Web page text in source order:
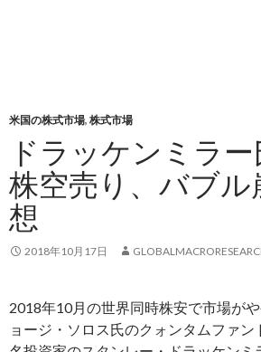
米国の株式市場, 株式市場
ドラッケンミラ
株空売り、バブル
想
2018年10月17日
2018年10月の世界同時株安で市場が
ョージ・ソロス氏のクォンタムファ